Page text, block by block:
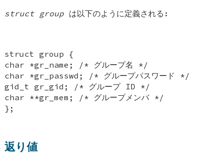
struct group は以下のように定義される:
struct group {
char *gr_name; /* グループ名 */
char *gr_passwd; /* グループパスワード */
gid_t gr_gid; /* グループ ID */
char **gr_mem; /* グループメンバ */
};
返り値